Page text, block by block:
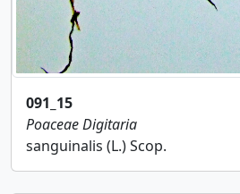
091_15
PoaceaeDigitaria
sanguinalis (L.) Scop.